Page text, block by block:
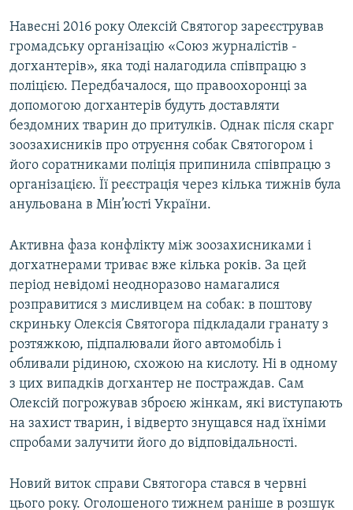
Навесні 2016 року Олексій Святогор зареєстрував
громадську організацію «Союз журналістів -
догхантерів», яка тоді налагодила співпрацю з
поліцією. Передбачалося, що правоохоронці за
допомогою догхантерів будуть доставляти
бездомних тварин до притулків. Однак після скарг
зоозахисників про отруєння собак Святогором і
його соратниками поліція припинила співпрацю з
організацією. Її реєстрація через кілька тижнів була
анульована в Мін’юсті України.
Активна фаза конфлікту між зоозахисниками і
догхатнерами триває вже кілька років. За цей
період невідомі неодноразово намагалися
розправитися з мисливцем на собак: в поштову
скриньку Олексія Святогора підкладали гранату з
розтяжкою, підпалювали його автомобіль і
обливали рідиною, схожою на кислоту. Ні в одному
з цих випадків догхантер не постраждав. Сам
Олексій погрожував зброєю жінкам, які виступають
на захист тварин, і відверто знущався над їхніми
спробами залучити його до відповідальності.
Новий виток справи Святогора стався в червні
цього року. Оголошеного тижнем раніше в розшук